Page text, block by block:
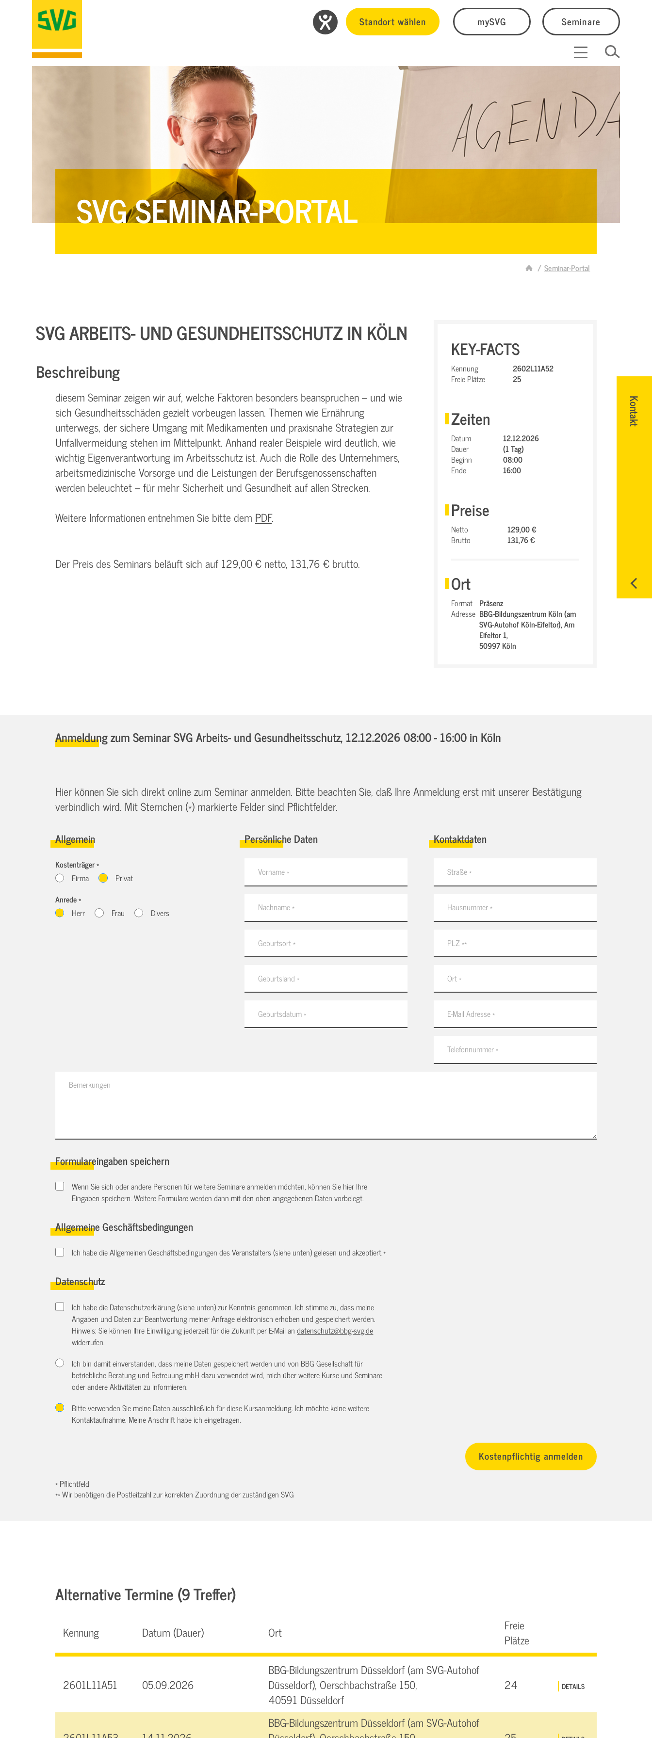
Standort wählen mySVG Seminare
SVG SEMINAR-PORTAL
Seminar-Portal
Kontakt
SVG ARBEITS- UND GESUNDHEITSSCHUTZ IN KÖLN
Beschreibung
diesem Seminar zeigen wir auf, welche Faktoren besonders beanspruchen – und wie
sich Gesundheitsschäden gezielt vorbeugen lassen. Themen wie Ernährung
unterwegs, der sichere Umgang mit Medikamenten und praxisnahe Strategien zur
Unfallvermeidung stehen im Mittelpunkt. Anhand realer Beispiele wird deutlich, wie
wichtig Eigenverantwortung im Arbeitsschutz ist. Auch die Rolle des Unternehmers,
arbeitsmedizinische Vorsorge und die Leistungen der Berufsgenossenschaften
werden beleuchtet – für mehr Sicherheit und Gesundheit auf allen Strecken.
Weitere Informationen entnehmen Sie bitte dem PDF.
Der Preis des Seminars beläuft sich auf 129,00 € netto, 131,76 € brutto.
KEY-FACTS
Kennung
2602L11A52
Freie Plätze
25
Zeiten
Datum
12.12.2026
Dauer
(1 Tag)
Beginn
08:00
Ende
16:00
Preise
Netto
129,00 €
Brutto
131,76 €
Ort
Format Präsenz
Adresse BBG-Bildungszentrum Köln (am
SVG-Autohof Köln-Eifeltor),Am
Eifeltor 1,
50997 Köln
Anmeldung zum Seminar SVG Arbeits- und Gesundheitsschutz, 12.12.2026 08:00 - 16:00in Köln
Hier können Sie sich direkt online zum Seminar anmelden. Bitte beachten Sie, daß Ihre Anmeldung erst mit unserer Bestätigung
verbindlich wird. Mit Sternchen (*) markierte Felder sind Pflichtfelder.
Allgemein
Kostenträger *
Firma
Privat
Anrede *
Herr
Frau Divers
Persönliche Daten Kontaktdaten
Formulareingaben speichern
Wenn Sie sich oder andere Personen für weitere Seminare anmelden möchten, können Sie hier Ihre
Eingaben speichern. Weitere Formulare werden dann mit den oben angegebenen Daten vorbelegt.
Allgemeine Geschäftsbedingungen
Ich habe die Allgemeinen Geschäftsbedingungen des Veranstalters (siehe unten) gelesen und akzeptiert.*
Datenschutz
Ich habe die Datenschutzerklärung (siehe unten) zur Kenntnis genommen. Ich stimme zu, dass meine
Angaben und Daten zur Beantwortung meiner Anfrage elektronisch erhoben und gespeichert werden.
Hinweis: Sie können Ihre Einwilligung jederzeit für die Zukunft per E-Mail andatenschutz@bbg-svg.de
widerrufen.
Ich bin damit einverstanden, dass meine Daten gespeichert werden und von BBG Gesellschaft für
betriebliche Beratung und Betreuung mbH dazu verwendet wird, mich über weitere Kurse und Seminare
oder andere Aktivitäten zu informieren.
Bitte verwenden Sie meine Daten ausschließlich für diese Kursanmeldung. Ich möchte keine weitere
Kontaktaufnahme. Meine Anschrift habe ich eingetragen.
* Pflichtfeld
** Wir benötigen die Postleitzahl zur korrekten Zuordnung der zuständigen SVG
Alternative Termine (9 Treffer)
Kennung Datum (Dauer) Ort
Freie
Plätze
2601L11A51 05.09.2026
BBG-Bildungszentrum Düsseldorf (am SVG-Autohof
Düsseldorf), Oerschbachstraße 150,
40591 Düsseldorf
24 DETAILS
BBG-Bildungszentrum Düsseldorf (am SVG-Autohof